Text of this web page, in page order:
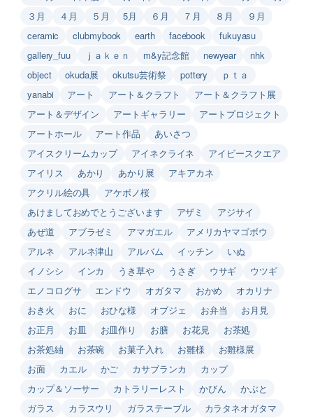
３月
４月 ５月 5月 ６月 ７月 ８月
９月
ceramic
clubmybook earth facebook
fukuyasu
gallery_fuu
ｊａｋｅｎ m&y記念館 newyear
nhk
object
okuda展 okutsu芸術祭 pottery
ｐｔａ
yanabi
アート アート＆クラフト
アート＆クラフト展
アート＆デザイン
アートギャラリー
アートプロジェクト
アートホール
アート作品
あいさつ
アイスクリームカップ
アイネクライネ
アイビースクエア
アイリス
あかり あかり展
アキアカネ
アクリル絵の具
アケボノ桜
あけましておめでとうございます
アザミ
アジサイ
あぜ道
アブラゼミ アマガエル
アメリカヤマゴボウ
アルネ
アルネ津山 アルバム イッチン
いぬ
イノシシ
インカ うき草や うさぎ ウサギ
ウツギ
エノコログサ
エンドウ オガタマ おかめ
オカリナ
おき火
おに おひな様 オブジェ お弁当
お月見
お正月
お皿 お皿作り お膳 お花見
お茶処
お茶処紬
お茶碗 お菓子入れ お雛様
お雛様展
お面
カエル かご カサブランカ
カップ
カップ＆ソーサー
カトラリーレスト かびん
かぶと
ガラス
カラスウリ ガラステーブル
カラタネオガタマ